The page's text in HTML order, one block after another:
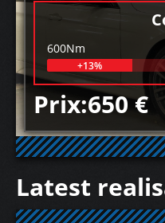
600Nm
+13%
Prix:650 €
Latest